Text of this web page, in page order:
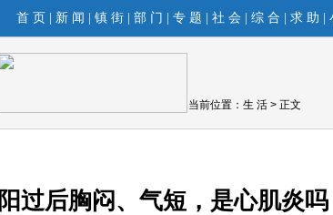
首 页 新 闻 镇 街| 部 门 专 题 社 会 综 合 求 助
当前位置： 生 活 > 正文
阳过后胸闷、气短，是心肌炎吗